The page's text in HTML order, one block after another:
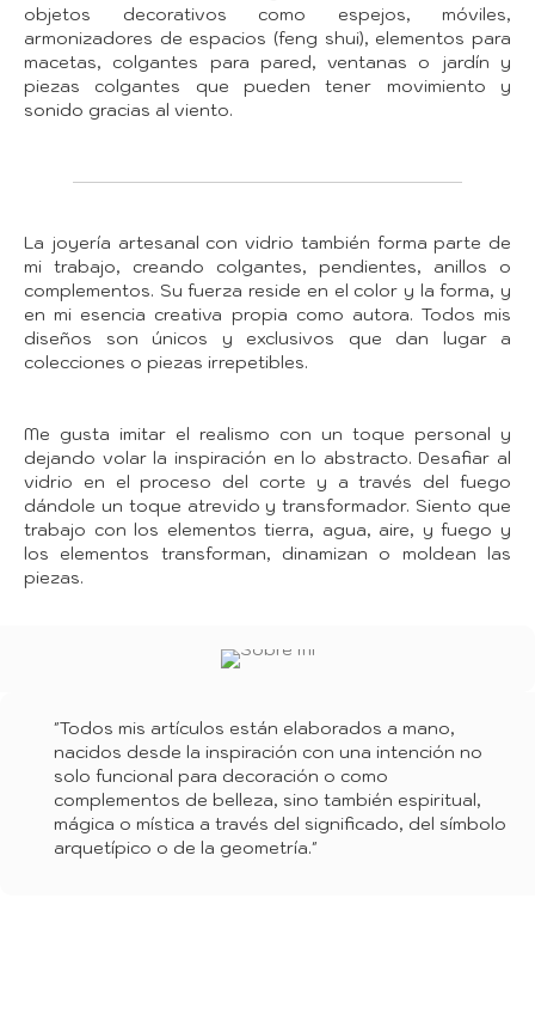
objetos decorativos como espejos, móviles,
armonizadores de espacios (feng shui), elementos para
macetas, colgantes para pared, ventanas o jardín y
piezas colgantes que pueden tener movimiento y
sonido gracias al viento.
La joyería artesanal con vidrio también forma parte de
mi trabajo, creando colgantes, pendientes, anillos o
complementos. Su fuerza reside en el color y la forma, y
en mi esencia creativa propia como autora. Todos mis
diseños son únicos y exclusivos que dan lugar a
colecciones o piezas irrepetibles.
Me gusta imitar el realismo con un toque personal y
dejando volar la inspiración en lo abstracto. Desafiar al
vidrio en el proceso del corte y a través del fuego
dándole un toque atrevido y transformador. Siento que
trabajo con los elementos tierra, agua, aire, y fuego y
los elementos transforman, dinamizan o moldean las
piezas.
"Todos mis artículos están elaborados a mano,
nacidos desde la inspiración con una intención no
solo funcional para decoración o como
complementos de belleza, sino también espiritual,
mágica o mística a través del significado, del símbolo
arquetípico o de la geometría."